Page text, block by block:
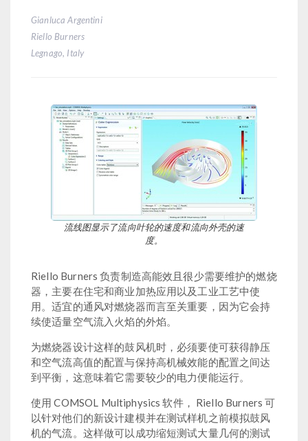
Gianluca Argentini
Riello Burners
Legnago, Italy
Riello Burners 负责制造高能效且很少需要维护的燃烧
器，主要在住宅和商业加热应用以及工业工艺中使
用。适宜的通风对燃烧器而言至关重要，因为它会持
续使适量空气流入火焰的外焰。
为燃烧器设计这样的鼓风机时，必须要使可获得静压
和空气流高值的配置与保持高机械效能的配置之间达
到平衡，这意味着它需要较少的电力便能运行。
使用 COMSOL Multiphysics 软件， Riello Burners 可
以针对他们的新设计建模并在测试样机之前模拟鼓风
机的气流。这样做可以成功缩短测试大量几何的测试
流线图显示了流向叶轮的速度和流向外壳的速
度。